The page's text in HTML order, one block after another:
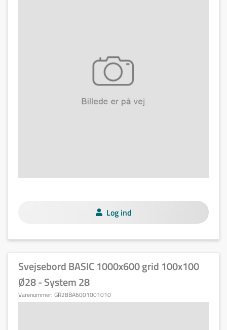
Log ind
Svejsebord BASIC 1000x600 grid 100x100
Ø28 - System 28
Varenummer: GR28BA6001001010